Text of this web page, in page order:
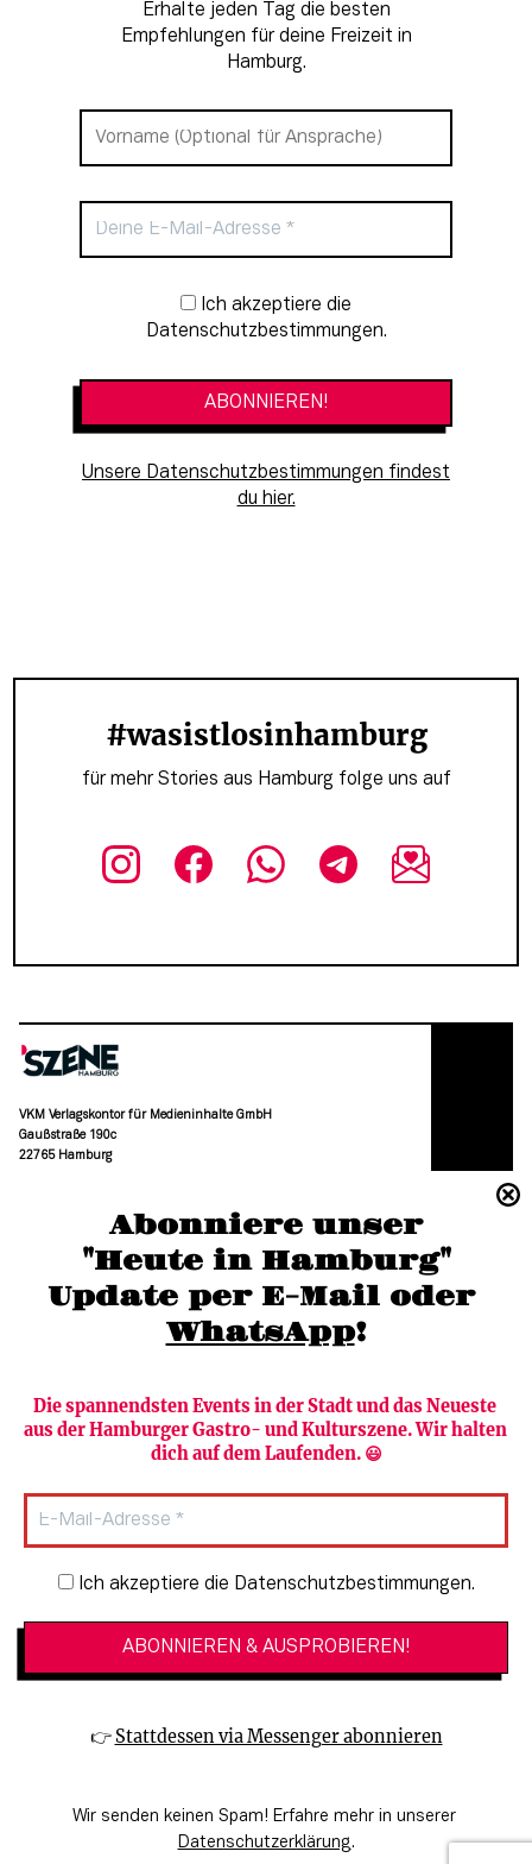
Abonniere unser
"Heute in Hamburg"
Update per E-Mail oder
WhatsApp!
Die spannendsten Events in der Stadt und das Neueste
aus der Hamburger Gastro- und Kulturszene. Wir halten
dich auf dem Laufenden. 😃
Newsletter-Anmeldung
Ich akzeptiere die Datenschutzbestimmungen.
👉 Stattdessen via Messenger abonnieren
Wir senden keinen Spam! Erfahre mehr in unserer
Datenschutzerklärung.
Erhalte jeden Tag die besten
Empfehlungen für deine Freizeit in
Hamburg.
Newsletter-Anmeldung
Datenschutzbestimmungen.
Unsere Datenschutzbestimmungen findest
du hier.
#wasistlosinhamburg
für mehr Stories aus Hamburg folge uns auf
VKM Verlagskontor für Medieninhalte GmbH
Gaußstraße 190c
22765 Hamburg
moc.grubmah-enezs@ofni
Newsletter abonnieren
HAMBURG PUR
🔗 Kinoprogramm
🔗 Genuss-Guide Hamburg
Verlag
Datenschutzbestimmungen